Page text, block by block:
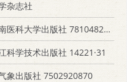
杂志社
科大学出版社 7810482513
科学技术出版社 14221·31
象出版社 7502920870